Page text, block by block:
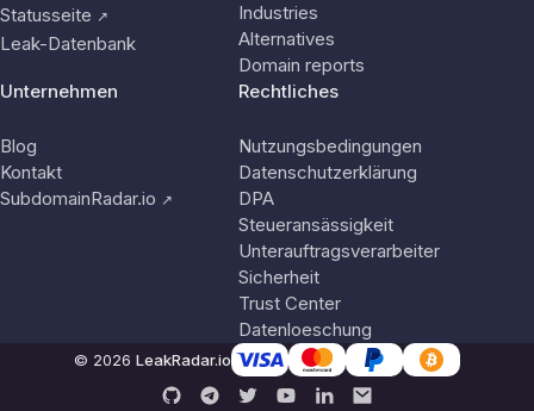
Statusseite ↗
Leak-Datenbank
Industries
Alternatives
Domain reports
Unternehmen
Blog
Kontakt
SubdomainRadar.io ↗
Rechtliches
Nutzungsbedingungen
Datenschutzerklärung
DPA
Steueransässigkeit
Unterauftragsverarbeiter
Sicherheit
Trust Center
Datenloeschung
© 2026 LeakRadar.io